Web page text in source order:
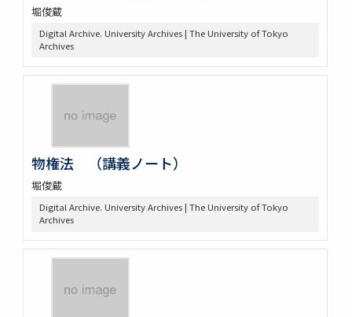
堀俊蔵
Digital Archive. University Archives | The University of Tokyo
Archives
物権法 （講義ノート）
堀俊蔵
Digital Archive. University Archives | The University of Tokyo
Archives